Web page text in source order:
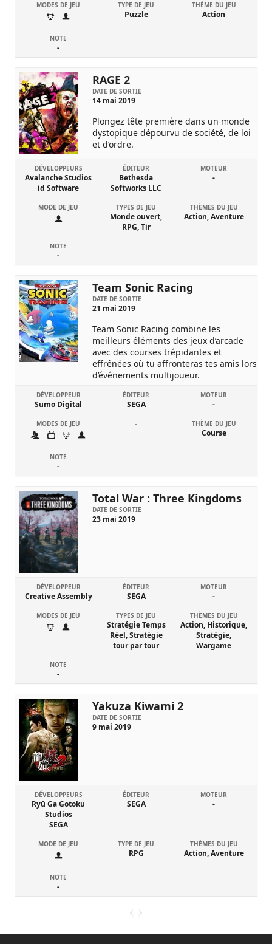
MODES DE JEU TYPE DE JEU
Puzzle
THÈME DU JEU
Action
NOTE
-
RAGE 2
DATE DE SORTIE
14 mai 2019
Plongez tête première dans un monde
dystopique dépourvu de société, de loi
et d’ordre.
DÉVELOPPEURS
Avalanche Studios
id Software
ÉDITEUR
Bethesda
Softworks LLC
MOTEUR
-
MODE DE JEU TYPES DE JEU
Monde ouvert,
RPG, Tir
THÈMES DU JEU
Action, Aventure
NOTE
-
Team Sonic Racing
DATE DE SORTIE
21 mai 2019
Team Sonic Racing combine les
meilleurs éléments des jeux d’arcade
avec des courses trépidantes et
effrénées où tu affronteras tes amis lors
d’événements multijoueur.
DÉVELOPPEUR
Sumo Digital
ÉDITEUR
SEGA
MOTEUR
-
MODES DE JEU - THÈME DU JEU
Course
NOTE
-
Total War : Three Kingdoms
DATE DE SORTIE
23 mai 2019
DÉVELOPPEUR
Creative Assembly
ÉDITEUR
SEGA
MOTEUR
-
MODES DE JEU TYPES DE JEU
Stratégie Temps
Réel, Stratégie
tour par tour
THÈMES DU JEU
Action, Historique,
Stratégie,
Wargame
NOTE
-
Yakuza Kiwami 2
DATE DE SORTIE
9 mai 2019
DÉVELOPPEURS
Ryū Ga Gotoku
Studios
SEGA
ÉDITEUR
SEGA
MOTEUR
-
MODE DE JEU TYPE DE JEU
RPG
THÈMES DU JEU
Action, Aventure
NOTE
-